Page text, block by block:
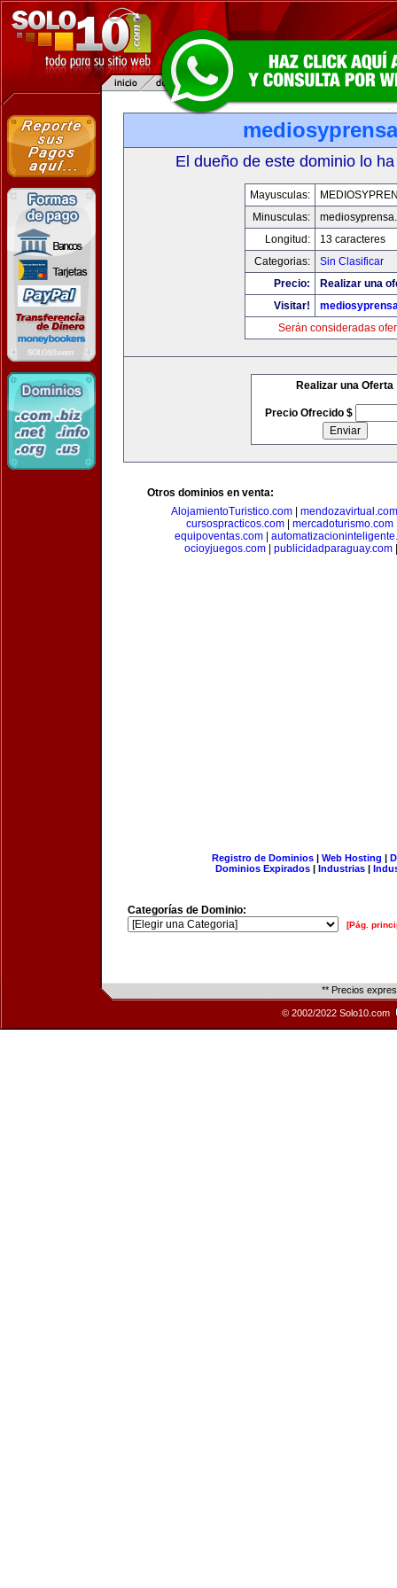
El dueño de este dominio lo
Mayusculas:
Minusculas:
Longitud:
13 caracteres
Categorias:
Sin Clasificar
Precio:
Realizar una
Visitar!
Serán consideradas
Realizar una Oferta
Precio Ofrecido $
Otros dominios en venta:
AlojamientoTuristico.com
mendozavirtual.com
cursospracticos.com| mercadoturismo.com
equipoventas.com|
ocioyjuegos.com| publicidadparaguay.com
Registro de Dominios| Web Hosting |
Dominios Expirados | Industrias |
Categorías de Dominio:
[Pág.
** Precios
© 2002/2022 Solo10.com